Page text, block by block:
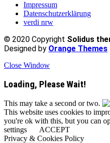
Impressum
Datenschutzerklärung
verdi nrw
© 2020 Copyright Solidus
Designed by Orange Themes
Close Window
Loading, Please Wait!
This may take a second or two.
This website uses cookies to
you're ok with this, but you can
settings
ACCEPT
Privacy & Cookies Policy